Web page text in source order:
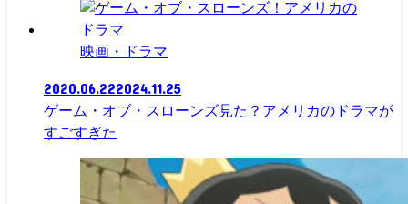
映画・ドラマ
2020.06.222024.11.25
ゲーム・オブ・スローンズ見た？アメリカのドラマが
すごすぎた